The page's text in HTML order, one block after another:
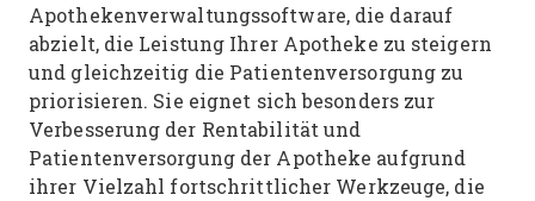
Apothekenverwaltungssoftware, die darauf
abzielt, die Leistung Ihrer Apotheke zu steigern
und gleichzeitig die Patientenversorgung zu
priorisieren. Sie eignet sich besonders zur
Verbesserung der Rentabilität und
Patientenversorgung der Apotheke aufgrund
ihrer Vielzahl fortschrittlicher Werkzeuge, die